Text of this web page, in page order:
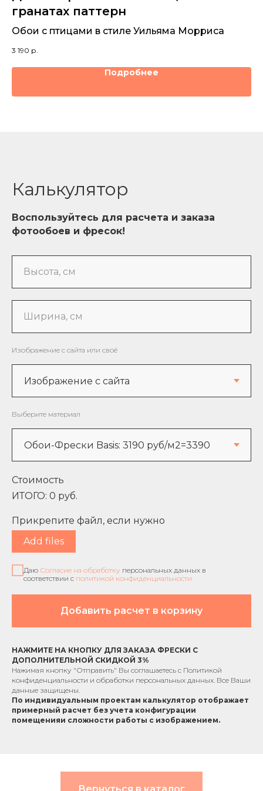
гранатах паттерн
Обои с птицами в стиле Уильяма Морриса
3 190 р.
Подробнее
Калькулятор
Воспользуйтесь для расчета и заказа
фотообоев и фресок!
Высота, см
Ширина, см
Изображение с сайта или своё
Выберите материал
Стоимость
ИТОГО: 0 руб.
Прикрепите файл, если нужно
Add files
Даю Согласие на обработку персональных данных в
соответствии с политикой конфиденциальности
Добавить расчет в корзину
НАЖМИТЕ НА КНОПКУ ДЛЯ ЗАКАЗА ФРЕСКИ С
ДОПОЛНИТЕЛЬНОЙ СКИДКОЙ 3%
Нажимая кнопку "Отправить" Вы соглашаетесь с Политикой
конфиденциальности и обработки персональных данных. Все Ваши
данные защищены.
По индивидуальным проектам калькулятор отображает
примерный расчет без учета конфигурации
помещенияи сложности работы с изображением.